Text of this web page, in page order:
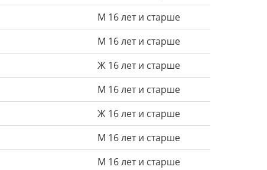
М 16 лет и старше
М 16 лет и старше
Ж 16 лет и старше
М 16 лет и старше
Ж 16 лет и старше
М 16 лет и старше
М 16 лет и старше